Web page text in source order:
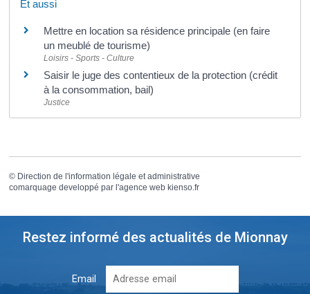
Et aussi
Mettre en location sa résidence principale (en faire
un meublé de tourisme)
Loisirs - Sports - Culture
Saisir le juge des contentieux de la protection (crédit
à la consommation, bail)
Justice
© Direction de l'information légale et administrative
comarquage developpé par l'agence web kienso.fr
Restez informé des actualités de Mionnay
Email